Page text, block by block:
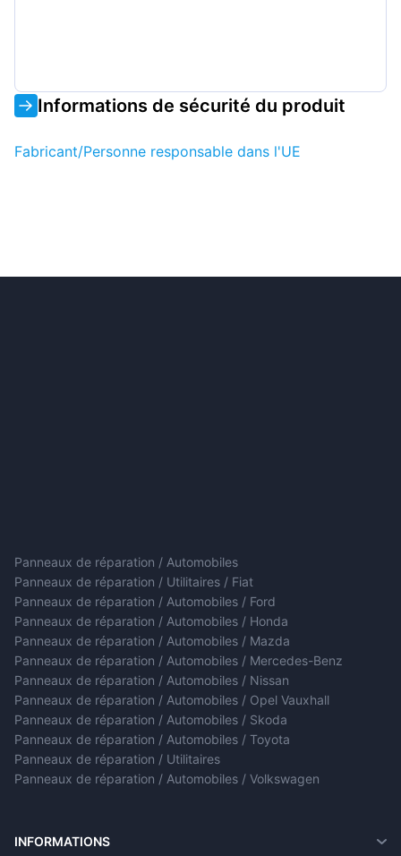
Informations de sécurité du produit
Fabricant/Personne responsable dans l'UE
Panneaux de réparation / Automobiles
Panneaux de réparation / Utilitaires / Fiat
Panneaux de réparation / Automobiles / Ford
Panneaux de réparation / Automobiles / Honda
Panneaux de réparation / Automobiles / Mazda
Panneaux de réparation / Automobiles / Mercedes-Benz
Panneaux de réparation / Automobiles / Nissan
Panneaux de réparation / Automobiles / Opel Vauxhall
Panneaux de réparation / Automobiles / Skoda
Panneaux de réparation / Automobiles / Toyota
Panneaux de réparation / Utilitaires
Panneaux de réparation / Automobiles / Volkswagen
INFORMATIONS